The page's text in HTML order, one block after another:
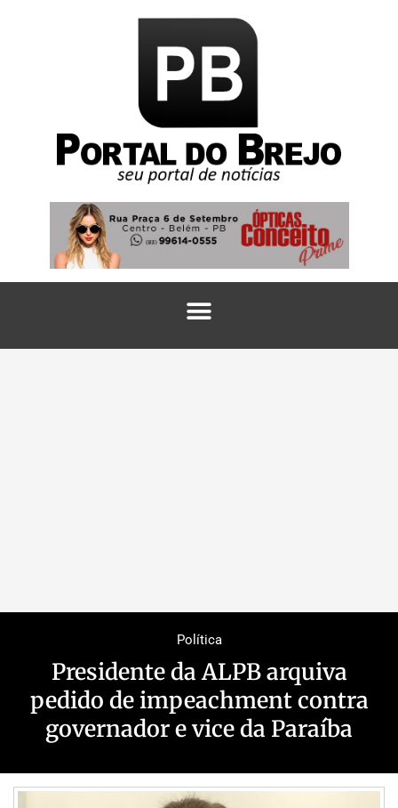
Política
Presidente da ALPB arquiva
pedido de impeachment contra
governador e vice da Paraíba